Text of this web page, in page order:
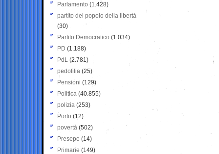
Parlamento (1.428)
partito del popolo della libertà
(30)
Partito Democratico (1.034)
PD (1.188)
PdL (2.781)
pedofilia (25)
Pensioni (129)
Politica (40.855)
polizia (253)
Porto (12)
povertà (502)
Presepe (14)
Primarie (149)